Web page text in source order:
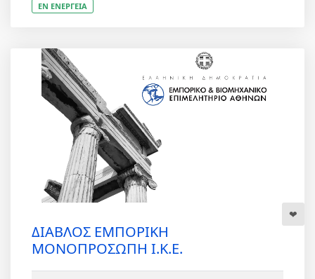
ΕΝ ΕΝΕΡΓΕΙΑ
ΔΙΑΒΛΟΣ ΕΜΠΟΡΙΚΗ
ΜΟΝΟΠΡΟΣΩΠΗ Ι.Κ.Ε.